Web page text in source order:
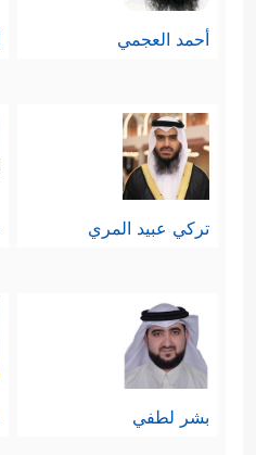
أحمد العجمي
تركي عبيد المري
بشر لطفي